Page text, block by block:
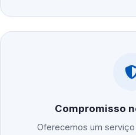
Compromisso
Oferecemos um